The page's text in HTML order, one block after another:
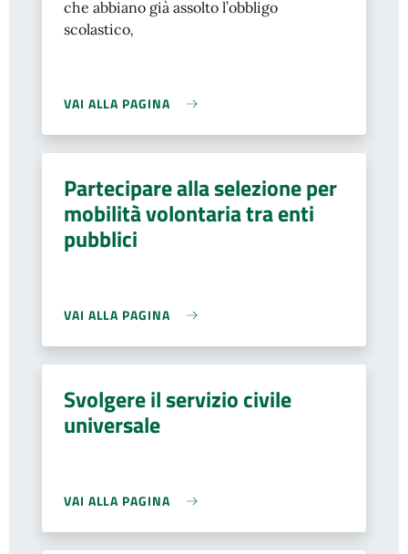
che abbiano già assolto l’obbligo
scolastico,
VAI ALLA PAGINA
Partecipare alla selezione per
mobilità volontaria tra enti
pubblici
VAI ALLA PAGINA
Svolgere il servizio civile
universale
VAI ALLA PAGINA